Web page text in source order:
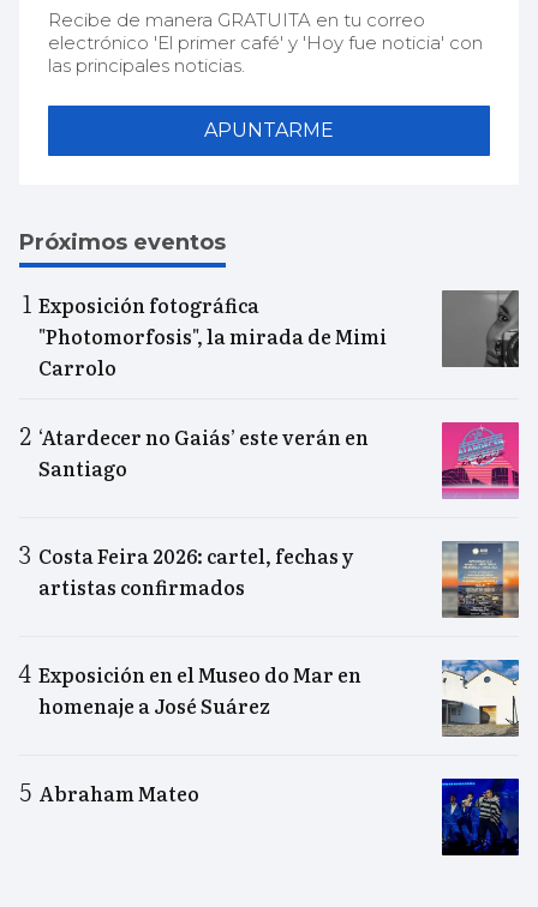
Recibe de manera GRATUITA en tu correo
electrónico 'El primer café' y 'Hoy fue noticia' con
las principales noticias.
APUNTARME
Próximos eventos
Exposición fotográfica
"Photomorfosis", la mirada de Mimi
Carrolo
‘Atardecer no Gaiás’ este verán en
Santiago
Costa Feira 2026: cartel, fechas y
artistas confirmados
Exposición en el Museo do Mar en
homenaje a José Suárez
Abraham Mateo